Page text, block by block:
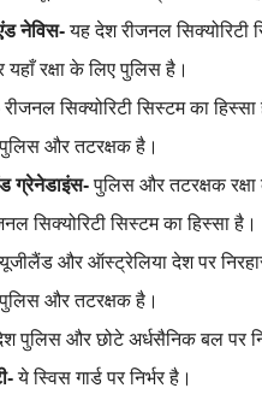
नेविस-यह देश रीजनल सिक्योरिटी
यहाँ रक्षा के लिए पुलिस है।
रीजनल सिक्योरिटी सिस्टम का
पुलिस और तटरक्षक है।
ग्रेनेडाइंस-पुलिस और तटरक्षक
सिक्योरिटी सिस्टम का हिस्सा है।
और ऑस्ट्रेलिया देश पर
और तटरक्षक है।
पुलिस और छोटे अर्धसैनिक बल पर
ये स्विस गार्ड पर निर्भर है।